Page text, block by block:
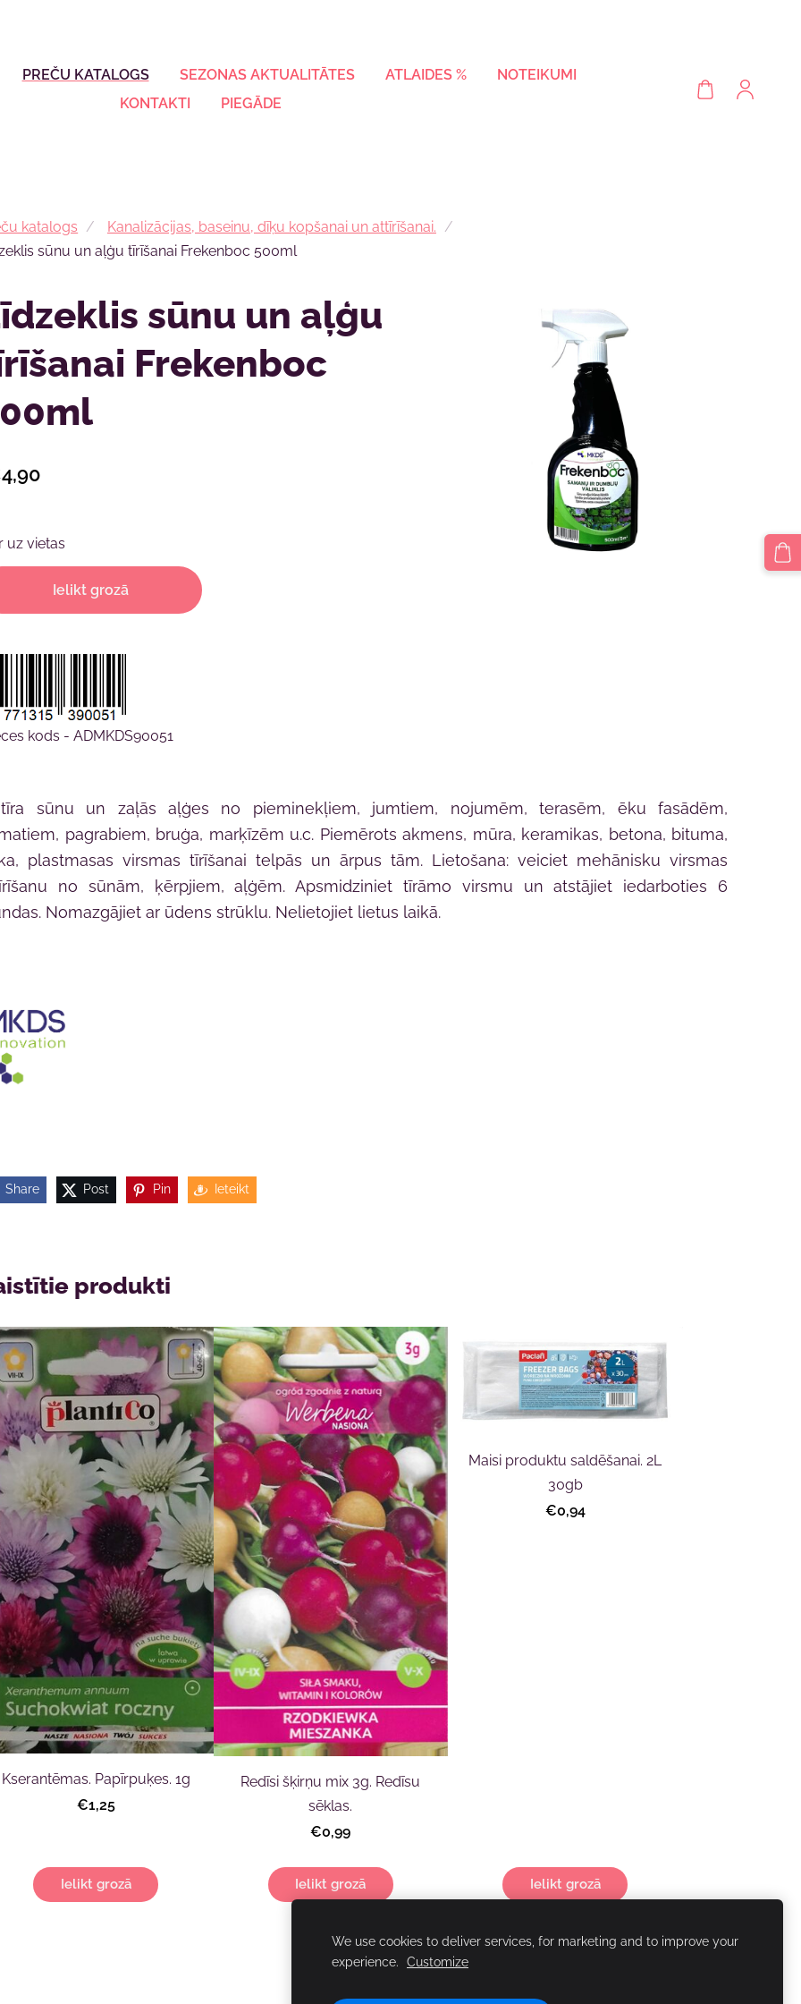
PREČU KATALOGS SEZONAS AKTUALITĀTES ATLAIDES %
NOTEIKUMI
KONTAKTI
PIEGĀDE
katalogs
Kanalizācijas, baseinu, dīķu kopšanai un attīrīšanai.
sūnu un aļģu tīrīšanai Frekenboc 500ml
sūnu un aļģu
Frekenboc
uz vietas
Ielikt grozā
kods - ADMKDS90051
sūnu un zaļās aļģes no pieminekļiem, jumtiem, nojumēm, terasēm, ēku fasādēm,
pagrabiem, bruģa, marķīzēm u.c. Piemērots akmens, mūra, keramikas, betona, bituma,
plastmasas virsmas tīrīšanai telpās un ārpus tām. Lietošana: veiciet mehānisku virsmas
no sūnām, ķērpjiem, aļģēm. Apsmidziniet tīrāmo virsmu un atstājiet iedarboties 6
Nomazgājiet ar ūdens strūklu. Nelietojiet lietus laikā.
Share Post Pin Ieteikt
produkti
Kserantēmas. Papīrpuķes. 1g
€1,25
Ielikt grozā
Redīsi šķirņu mix 3g. Redīsu
sēklas.
€0,99
Ielikt grozā
Maisi produktu saldēšanai. 2L
30gb
€0,94
Ielikt grozā
We use cookies to deliver services, for marketing and to improve your
experience. Customize